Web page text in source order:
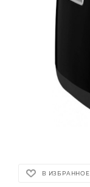
В ИЗБРАННОЕ